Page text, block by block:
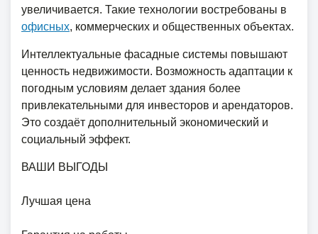
увеличивается. Такие технологии востребованы в
офисных, коммерческих и общественных объектах.
Интеллектуальные фасадные системы повышают
ценность недвижимости. Возможность адаптации к
погодным условиям делает здания более
привлекательными для инвесторов и арендаторов.
Это создаёт дополнительный экономический и
социальный эффект.
ВАШИ ВЫГОДЫ
Лучшая цена